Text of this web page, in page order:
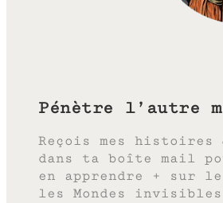
Pénètre l’autre
Reçois mes histoires
dans ta boîte mail
en apprendre + sur
les Mondes